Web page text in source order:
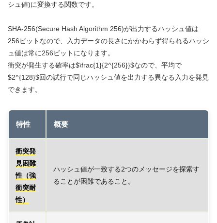
シュ値)に変換する関数です。
SHA-256(Secure Hash Algorithm 256)が出力するハッシュ値は
256ビットなので、入力データの長さにかかわらず得られるハッシ
ュ値は常に256ビットになります。
衝突が発生する確率は$\frac{1}{2^{256}}$なので、平均で
$2^{128}$回の試行で同じハッシュ値を出力する異なる入力を発見
できます。
特性 概要
衝突発
見困難
性（強
衝突耐
性）
ハッシュ値が一致する2つのメッセージを探索す
ることが困難であること。